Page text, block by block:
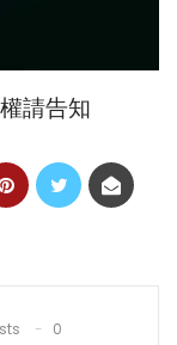
請告知
0